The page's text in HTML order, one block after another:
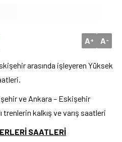
A+ A-
arasında işleyeren Yüksek
ve Ankara – Eskişehir
trenlerin kalkış ve varış saatleri
SAATLERİ